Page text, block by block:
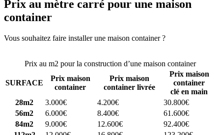
Prix au mètre carré pour une maison
container
Vous souhaitez faire installer une maison container ?
Prix au m2 pour la construction d’une maison container
SURFACE
Prix maison
container
Prix maison
container livrée
Prix maison
container
clé en main
28m2
3.000€ 4.200€
30.800€
56m2
6.000€ 8.400€
61.600€
84m2
9.000€ 12.600€
92.400€